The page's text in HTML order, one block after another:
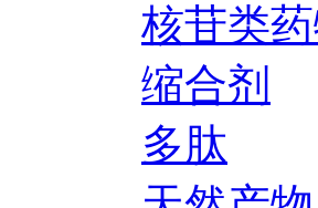
核苷类
缩合剂
多肽